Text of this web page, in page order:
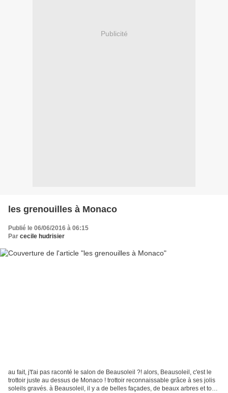
Publicité
les grenouilles à Monaco
Publié le 06/06/2016 à 06:15
Par cecile hudrisier
au fait, j't'ai pas raconté le salon de Beausoleil ?! alors, Beausoleil, c'est le
trottoir juste au dessus de Monaco ! trottoir reconnaissable grâce à ses jolis
soleils gravés. à Beausoleil, il y a de belles façades, de beaux arbres et tout